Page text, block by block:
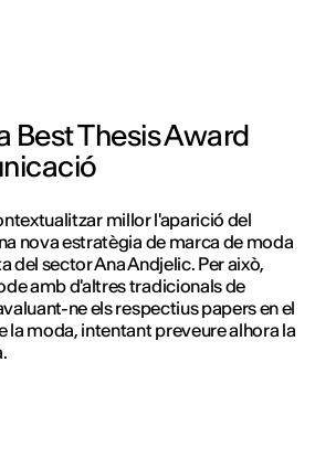
Best Thesis Award
millor l'aparició del
nova estratègia de marca de moda
del sector Ana Andjelic. Per això,
amb d'altres tradicionals de
ne els respectius papers en el
la moda, intentant preveure alhora la